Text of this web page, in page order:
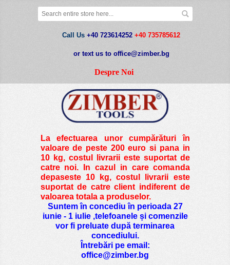
Call Us +40 723614252 +40 735785612
or text us to office@zimber.bg
Despre Noi
La efectuarea unor cumpărături în
valoare de peste200 euro si pana in
10 kg, costul livrarii este suportat de
catre noi. In cazul in care comanda
depaseste 10 kg, costul livrarii este
suportat de catre client indiferent de
valoarea totala a produselor.
Suntem în concediu în perioada 27
iunie - 1 iulie ,telefoanele și comenzile
vor fi preluate după terminarea
concediului.
Întrebări pe email:
office@zimber.bg